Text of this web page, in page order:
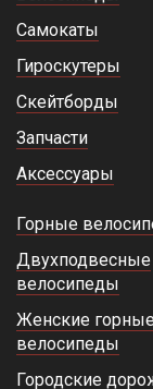
Самокаты
Гироскутеры
Скейтборды
Запчасти
Аксессуары
Горные
Двухподвесные
велосипеды
Женские
велосипеды
Городские